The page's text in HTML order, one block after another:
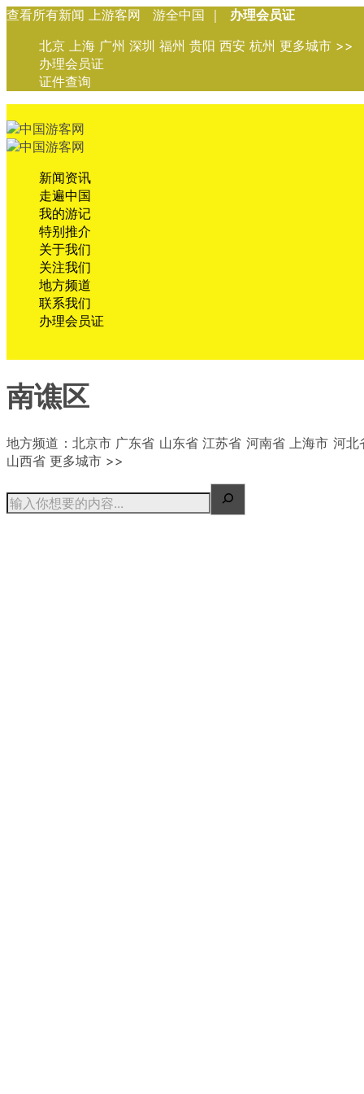
查看所有新闻 上游客网 游全中国 ｜
办理会员证
北京 上海 广州 深圳 福州 贵阳 西安 杭州 更多城市 >>
办理会员证
证件查询
新闻资讯
走遍中国
我的游记
特别推介
关于我们
关注我们
地方频道
联系我们
办理会员证
南谯区
地方频道：北京市 广东省 山东省 江苏省 河南省 上海市 河
山西省 更多城市 >>